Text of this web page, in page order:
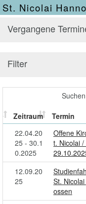
St. Nicolai
Vergangene
Filter
Suchen
Zeitraum Termin
22.04.20
25 - 30.1
0.2025
Offene
t. Nicolai
12.09.20
25
St.
ossen